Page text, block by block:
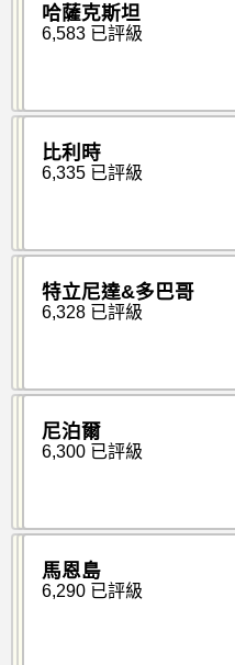
哈薩克斯坦
6,583 已評級
比利時
6,335 已評級
特立尼達&多巴哥
6,328 已評級
尼泊爾
6,300 已評級
馬恩島
6,290 已評級